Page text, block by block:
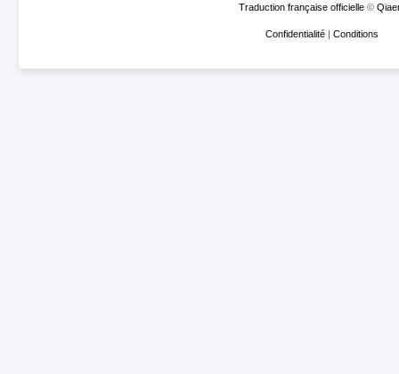
Traduction française officielle©
Confidentialité | Conditions